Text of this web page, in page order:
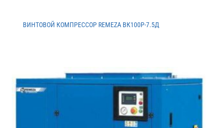
ВИНТОВОЙ КОМПРЕССОР REMEZA ВК100Р-7.5Д